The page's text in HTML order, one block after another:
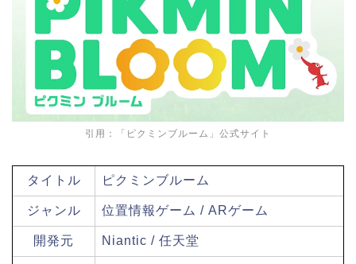
引用：「ピクミンブルーム」公式サイト
タイトル ピクミンブルーム
ジャンル 位置情報ゲーム / ARゲーム
開発元 Niantic / 任天堂